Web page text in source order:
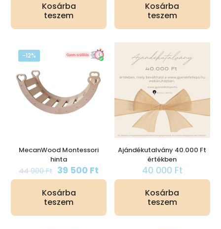
Kosárba
teszem
Kosárba
teszem
-12%
MecanWood Montessori
hinta
44 900Ft Original
price
was:
44
900 Ft.
39 500 Ft
price
Kosárba
teszem
Ajándékutalvány 40.000 Ft
értékben
40 000 Ft
Kosárba
teszem